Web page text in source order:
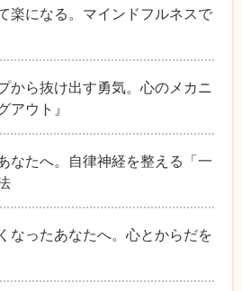
楽になる。マインドフルネスで
から抜け出す勇気。心のメカニ
アウト』
なたへ。自律神経を整える「一
なったあなたへ。心とからだを